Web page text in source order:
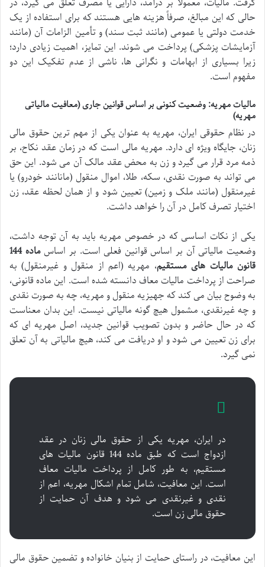
حالی که این مبالغ، صرفاً هزینه هایی هستند که برای استفاده از یک
خدمت دولتی یا عمومی (مانند ثبت سند) و تأمین الزامات آن (مانند
آزمایشات پزشکی) پرداخت می شوند. این تمایز، اهمیت زیادی دارد؛
زیرا بسیاری از ابهامات و نگرانی ها، ناشی از عدم تفکیک این دو
مفهوم است.
مالیات مهریه: وضعیت کنونی بر اساس قوانین جاری (معافیت مالیاتی
مهریه)
در نظام حقوقی ایران، مهریه به عنوان یکی از مهم ترین حقوق مالی
زنان، جایگاه ویژه ای دارد. مهریه مالی است که در زمان عقد نکاح، بر
ذمه مرد قرار می گیرد و زن به محض عقد مالک آن می شود. این حق
می تواند به صورت نقدی، سکه، طلا، اموال منقول (مانانند خودرو) یا
غیرمنقول (مانند ملک و زمین) تعیین شود و از همان لحظه عقد، زن
اختیار تصرف کامل در آن را خواهد داشت.
یکی از نکات اساسی که در خصوص مهریه باید به آن توجه داشت،
وضعیت مالیاتی آن بر اساس قوانین فعلی است. بر اساس
ماده 144
قانون مالیات های مستقیم، مهریه (اعم از منقول و غیرمنقول) به
صراحت از پرداخت مالیات معاف دانسته شده است. این ماده قانونی،
به وضوح بیان می کند که جهیزیه منقول و مهریه، چه به صورت نقدی
و چه غیرنقدی، مشمول هیچ گونه مالیاتی نیست. این بدان معناست
که در حال حاضر و بدون تصویب قوانین جدید، اصل مهریه ای که
برای زن تعیین می شود و او دریافت می کند، هیچ مالیاتی به آن تعلق
نمی گیرد.
در ایران، مهریه یکی از حقوق مالی زنان در عقد
ازدواج است که طبق ماده 144 قانون مالیات های
مستقیم، به طور کامل از پرداخت مالیات معاف
است. این معافیت، شامل تمام اشکال مهریه، اعم از
نقدی و غیرنقدی می شود و هدف آن حمایت از
حقوق مالی زن است.
این معافیت، در راستای حمایت از بنیان خانواده و تضمین حقوق مالی